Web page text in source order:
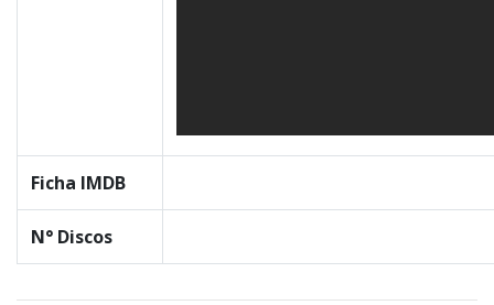
Ficha IMDB
N° Discos